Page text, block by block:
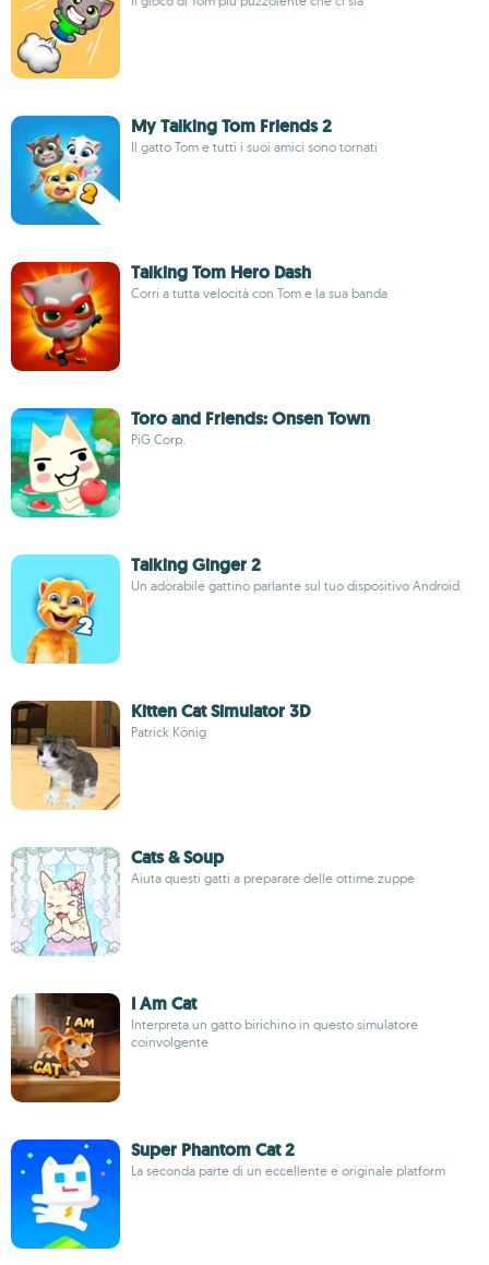
My Talking Tom Friends 2
Il gatto Tom e tutti i suoi amici sono tornati
Talking Tom Hero Dash
Corri a tutta velocità con Tom e la sua banda
Toro and Friends: Onsen Town
PiG Corp.
Talking Ginger 2
Un adorabile gattino parlante sul tuo dispositivo Android
Kitten Cat Simulator 3D
Patrick König
Cats & Soup
Aiuta questi gatti a preparare delle ottime zuppe
I Am Cat
Interpreta un gatto birichino in questo simulatore
coinvolgente
Super Phantom Cat 2
La seconda parte di un eccellente e originale platform